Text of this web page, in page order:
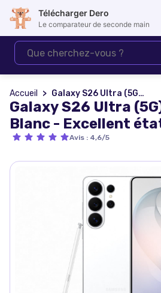
Accueil Galaxy S26 Ultra (5G) 512 Go, Blanc - Excellent état
Galaxy S26 Ultra
Blanc - Excellent
Avis : 4,6/5
Télécharger Dero
Le comparateur de seconde main